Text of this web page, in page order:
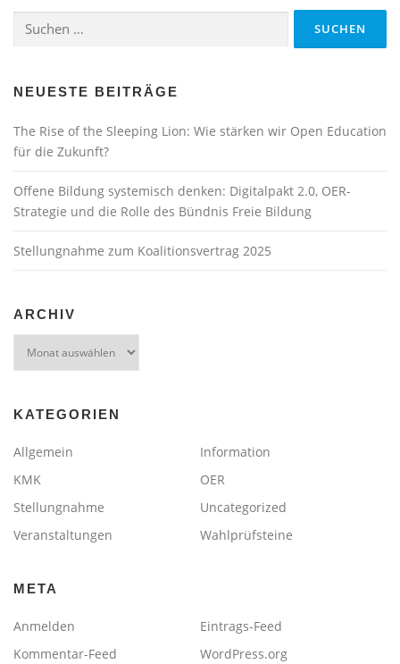
a
i
a
t
o
nach:
NEUESTE BEITRÄGE
The Rise of the Sleeping Lion: Wie stärken wir Open Education
für die Zukunft?
Offene Bildung systemisch denken: Digitalpakt 2.0, OER-
Strategie und die Rolle des Bündnis Freie Bildung
Stellungnahme zum Koalitionsvertrag 2025
ARCHIV
KATEGORIEN
Allgemein
Information
KMK
OER
Stellungnahme
Uncategorized
Veranstaltungen
Wahlprüfsteine
META
Anmelden
Eintrags-Feed
Kommentar-Feed
WordPress.org